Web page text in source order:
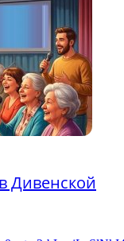
Дивенской